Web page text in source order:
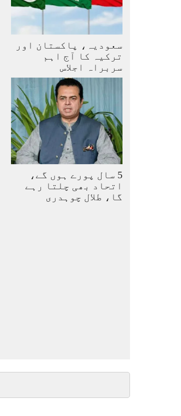
سعودیہ، پاکستان اور
ترکیہ کا آج اہم
سربراہ اجلاس
5 سال پورے ہوں گے،
اتحاد بھی چلتا رہے
گا، طلال چوہدری